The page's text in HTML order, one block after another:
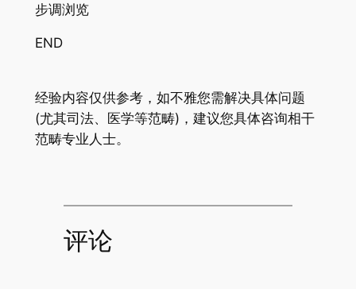
步调浏览
END
经验内容仅供参考，如不雅您需解决具体问题
(尤其司法、医学等范畴)，建议您具体咨询相干
范畴专业人士。
评论